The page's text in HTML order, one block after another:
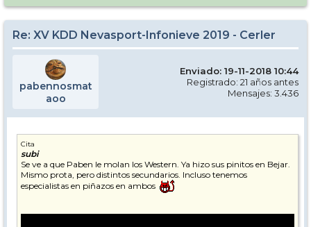
Re: XV KDD Nevasport-Infonieve 2019 - Cerler
pabennosmat
aoo
Enviado: 19-11-2018 10:44
Registrado: 21 años antes
Mensajes: 3.436
Cita
subi
Se ve a que Paben le molan los Western. Ya hizo sus pinitos en Bejar.
Mismo prota, pero distintos secundarios. Incluso tenemos
especialistas en piñazos en ambos